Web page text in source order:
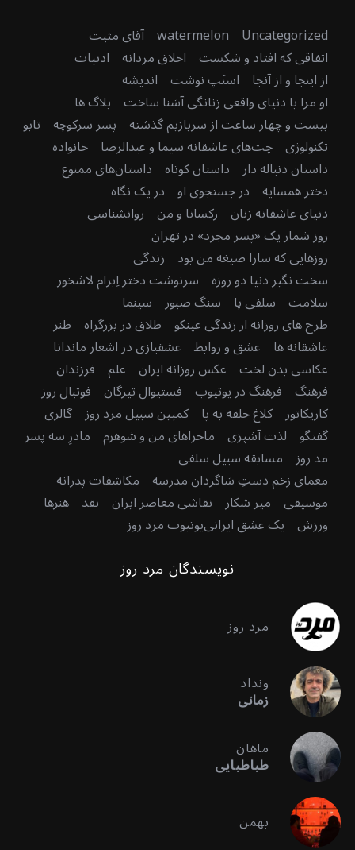
Uncategorized
watermelon آقای مثبت
اتفاقی که افتاد و شکست اخلاق مردانه ادبیات
از اینجا و از آنجا اسنَپ نوشت اندیشه
او مرا با دنیای واقعی زنانگی آشنا ساخت بلاگ ها
بیست و چهار ساعت از سربازیم گذشته پسر سرکوچه تابو
تکنولوژی چت‌های عاشقانه سیما و عبدالرضا خانواده
داستان دنباله دار داستان کوتاه داستان‌های ممنوع
دختر همسایه در جستجوی او در یک نگاه
دنیای عاشقانه زنان رکسانا و من روانشناسی
روز شمار یک «پسر مجرد» در تهران
روزهایی که سارا صیغه من بود زندگی
سخت نگیر دنیا دو روزه سرنوشت دختر اِبرام لاشخور
سلامت سلفی پا سنگ صبور سینما
طرح های روزانه از زندگی عینکو طلاق در بزرگراه طنز
عاشقانه ها عشق و روابط عشقبازی در اشعار ماندانا
عکاسی بدن لخت عکس روزانه ایران علم فرزندان
فرهنگ فرهنگ در یوتیوب فستیوال تیرگان فوتبال روز
کاریکاتور کلاغ حلقه به پا کمپین سبیل مرد روز گالری
گفتگو لذت آشپزی ماجراهای من و شوهرم مادرِ سه پسر
مد روز مسابقه سبیل سلفی
معمای زخم دستِ شاگردان مدرسه مکاشفات پدرانه
موسیقی میر شکار نقاشی معاصر ایران نقد هنرها
ورزش یک عشق ایرانییوتیوب مرد روز
نویسندگان مرد روز
مرد روز
ونداد
زمانی
ماهان
طباطبایی
بهمن